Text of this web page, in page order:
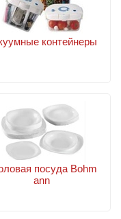
контейнеры
посуда Bohm
ann